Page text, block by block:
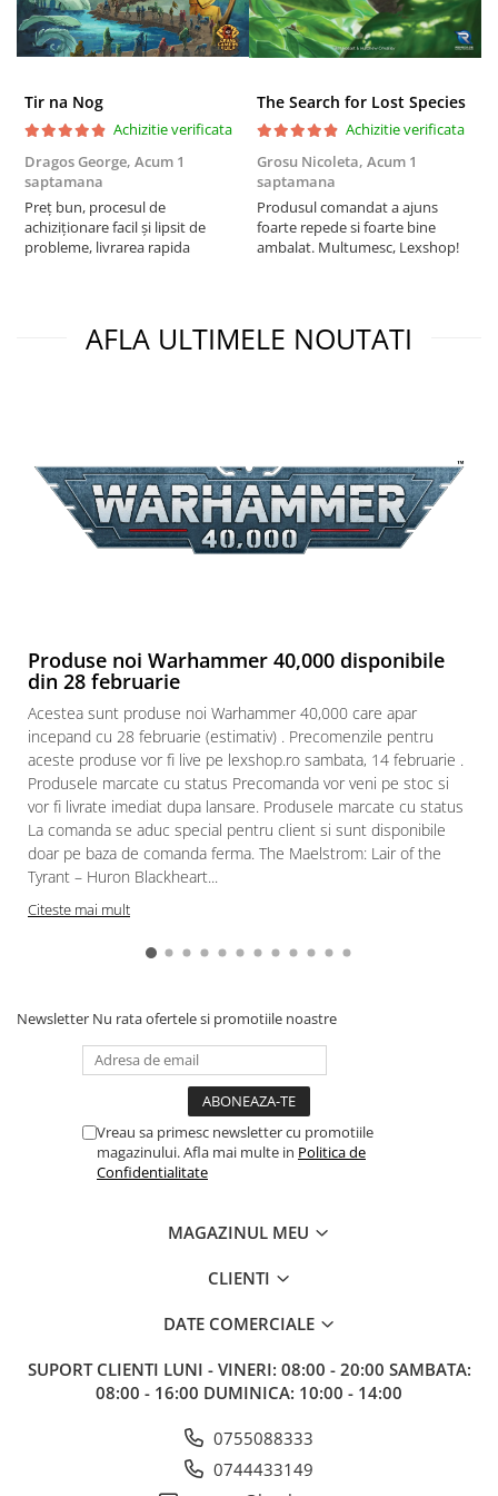
Puzzle 3D
Puzzle 8000 piese
Puzzle 1000 piese fluorescent
Puzzle din lemn
Mandala
Puzzle 24 piese
Puzzle-uri metalice si logice
Puzzle 350 piese
Age of Sigmar
Paints & Tools
Figurine
Star Wars figurine
Friday The 13th
Marvel Univers
Figurine diverse
DC Univers
FUNKO POP!
One Piece
Accesorii Gundam
Transformers
Figurine NECA
D&D si Alte RPG
Premium
Tir na Nog
Achizitie verificata
Dragos George, Acum 1
saptamana
Preț bun, procesul de
achiziționare facil și lipsit de
probleme, livrarea rapida
The Search for Lost Species
Achizitie verificata
Grosu Nicoleta, Acum 1
saptamana
Produsul comandat a ajuns
foarte repede si foarte bine
ambalat. Multumesc, Lexshop!
AFLA ULTIMELE NOUTATI
Produse noi Warhammer 40,000 disponibile
din 28 februarie
Acestea sunt produse noi Warhammer 40,000 care apar
incepand cu 28 februarie (estimativ) . Precomenzile pentru
aceste produse vor fi live pe lexshop.ro sambata, 14 februarie .
Produsele marcate cu status Precomanda vor veni pe stoc si
vor fi livrate imediat dupa lansare. Produsele marcate cu status
La comanda se aduc special pentru client si sunt disponibile
doar pe baza de comanda ferma. The Maelstrom: Lair of the
Tyrant – Huron Blackheart...
Citeste mai mult
Newsletter Nu rata ofertele si promotiile noastre
Vreau sa primesc newsletter cu promotiile
magazinului. Afla mai multe in Politica de
Confidentialitate
MAGAZINUL MEU
CLIENTI
DATE COMERCIALE
SUPORT CLIENTI LUNI - VINERI: 08:00 - 20:00 SAMBATA:
08:00 - 16:00 DUMINICA: 10:00 - 14:00
0755088333
0744433149